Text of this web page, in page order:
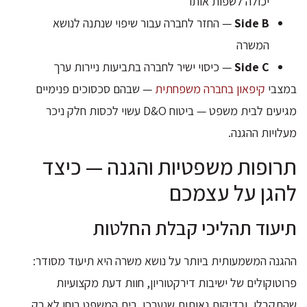
Side B— החזר לחברה עבור שיפוי שנתנה לנושא
המשרה
Side C— כיסוי ישיר לחברה בתביעות ניירות ערך
במצבי קיפאון בחברה משפחתית — שבהם סכסוכים פנימיים
מגיעים לבית משפט — ביטוח D&O עשוי לכסות חלק ניכר
מעלויות ההגנה.
תרופות משפטיות והגנה — כיצד
להגן על עצמכם
תיעוד תהליכי קבלת החלטות
ההגנה המשמעותית ביותר על נושא משרה היא תיעוד מסודר:
פרוטוקולים של ישיבות דירקטוריון, חוות דעת מקצועיות